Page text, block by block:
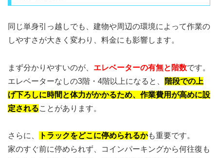
同じ単身引っ越しでも、建物や周辺の環境によって作業の
しやすさが大きく変わり、料金にも影響します。
まず分かりやすいのが、 エレベーターの有無と階数です。
エレベーターなしの3階・4階以上になると、
階段での上
げ下ろしに時間と体力がかかるため、作業費用が高めに設
定されることがあります。
さらに、 トラックをどこに停められるかも重要です。
家のすぐ前に停められず、コインパーキングから何往復も